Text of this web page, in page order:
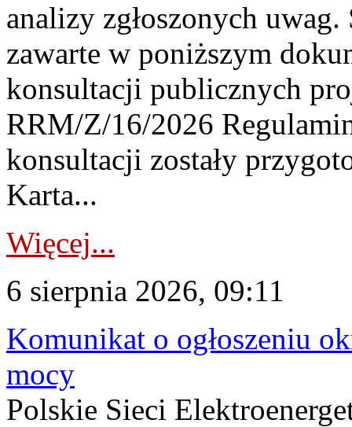
analizy zgłoszonych
zawarte w poniższym
konsultacji publicznych
RRM/Z/16/2026
konsultacji zostały
Karta...
Więcej...
6 sierpnia 2026, 09:11
Komunikat o ogłoszeniu
mocy
Polskie Sieci